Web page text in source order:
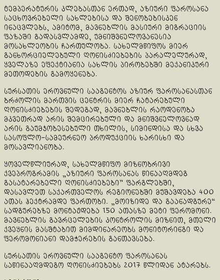
ტემპერატურის კლებასთან ერთად, აზიური ფაროსანა
საცხოვრებელი სახლებისა და შენობებისკენ
ინაცვლებს, ამიტომ, მავნებლის მასიური მიგრაციის
ფაზაში გადასვლამდე, უმნიშვნელოვანესია
მოსახლეობის ჩართულობა. სახელმწიფოს მიერ
განხორციელებული ღონისძიებების პარალელურად,
ყველაზე ეფექტიანია სახლის პირობებში მექანიკური
მეთოდების გამოყენება.
სურსათის ეროვნული სააგენტოს აზიურ ფაროსანასთან
ბრძოლის მართვის ცენტრის მიერ ჩატარებული
ღონისძიებების შედეგად, მავნებლის რაოდენობა
მკვეთრად არის შემცირებული და მნიშვნელოვნად
არის გაუმჯობესებული თხილის, სიმინდისა და სხვა
სასოფლო-სამეურნეო პროდუქციის ხარისხი და
მოსავლიანობა.
ყოველწლიურად, სახელმწიფო მიზნობრივი
ქვეპროგრამის „აზიური ფაროსანას წინააღმდეგ
გასატარებელი ღონისძიებები” ფარგლებში,
დასავლეთ საქართველოს რეგიონებში მუშავდება 400
ათას ჰექტრამდე ფართობი. „მოიზიდე და გაანადგურე“
სადგურებზე მონტაჟდება 150 ათასზე მეტი ფერომონი.
მავნებლის გავრცელების კონტროლის მიზნით, მთელი
ქვეყნის მასშტაბით მიმდინარეობს მონიტორინგი და
ფერომონიანი დამჭერების განთავსება.
სურსათის ეროვნული სააგენტო ფაროსანას
საწინააღმდეგო ღონისძიებებს 2017 წლიდან ატარებს.